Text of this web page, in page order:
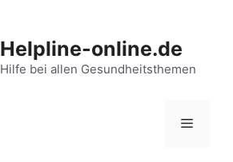
Helpline-online.de
Hilfe bei allen Gesundheitsthemen
Menü